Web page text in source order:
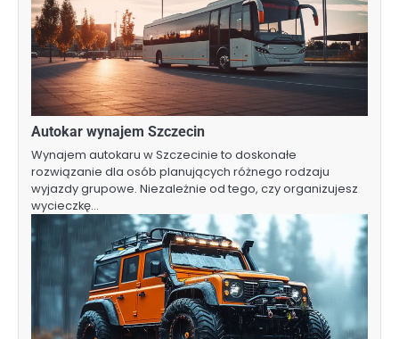
Autokar wynajem Szczecin
Wynajem autokaru w Szczecinie to doskonałe
rozwiązanie dla osób planujących różnego rodzaju
wyjazdy grupowe. Niezależnie od tego, czy organizujesz
wycieczkę…